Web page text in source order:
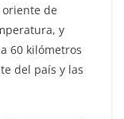
de
y
60 kilómetros
del país y las